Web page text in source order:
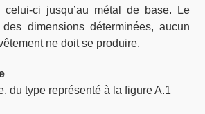
celui-ci jusqu’au métal de base. Le
dimensions déterminées, aucun
ne doit se produire.
du type représenté à la figure A.1